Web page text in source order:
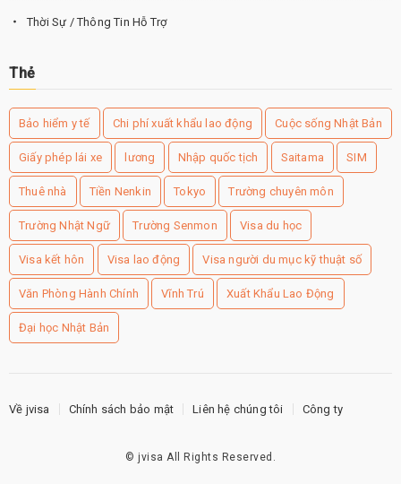
Thời Sự / Thông Tin Hỗ Trợ
Thẻ
Bảo hiểm y tế Chi phí xuất khẩu lao động Cuộc sống Nhật Bản
Giấy phép lái xe lương Nhập quốc tịch Saitama SIM
Thuê nhà Tiền Nenkin Tokyo Trường chuyên môn
Trường Nhật Ngữ Trường Senmon Visa du học
Visa kết hôn Visa lao động Visa người du mục kỹ thuật số
Văn Phòng Hành Chính Vĩnh Trú Xuất Khẩu Lao Động
Đại học Nhật Bản
Về jvisa Chính sách bảo mật Liên hệ chúng tôi Công ty
© jvisa All Rights Reserved.